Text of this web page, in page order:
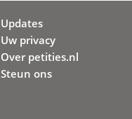
Updates
Uw privacy
Over petities.nl
Steun ons